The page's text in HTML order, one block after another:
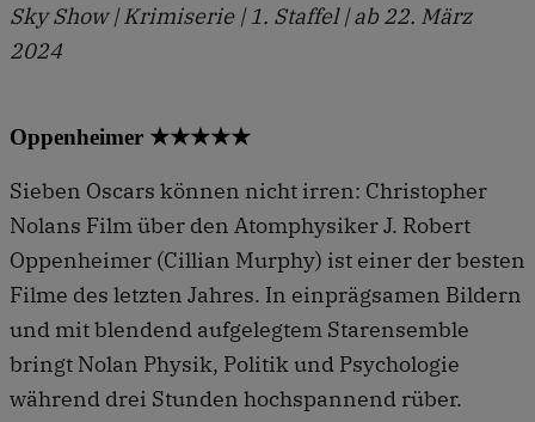
Sky Show | Krimiserie | 1. Staffel | ab 22. März
2024
Oppenheimer ★★★★★
Sieben Oscars können nicht irren: Christopher
Nolans Film über den Atomphysiker J. Robert
Oppenheimer (Cillian Murphy) ist einer der besten
Filme des letzten Jahres. In einprägsamen Bildern
und mit blendend aufgelegtem Starensemble
bringt Nolan Physik, Politik und Psychologie
während drei Stunden hochspannend rüber.